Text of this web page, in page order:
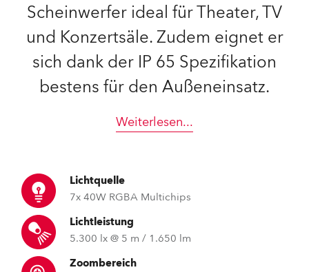
Scheinwerfer ideal für Theater, TV
und Konzertsäle. Zudem eignet er
sich dank der IP 65 Spezifikation
bestens für den Außeneinsatz.
Weiterlesen...
Lichtquelle
7x 40W RGBA Multichips
Lichtleistung
5.300 lx @ 5 m / 1.650 lm
Zoombereich